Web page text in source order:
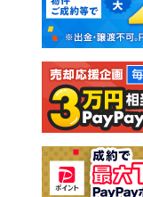
新築一戸建て
注文住宅
売却査定